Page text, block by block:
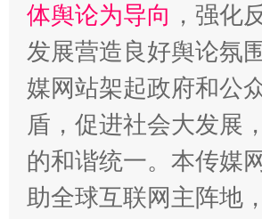
体舆论为导向 ，强化
发展营造良好舆论氛
媒网站架起政府和公
盾，促进社会大发展
的和谐统一。本传媒
助全球互联网主阵地